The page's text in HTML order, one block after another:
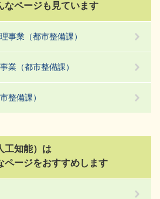
なページも見ています
事業（都市整備課）
業（都市整備課）
整備課）
工知能）は
ページをおすすめします